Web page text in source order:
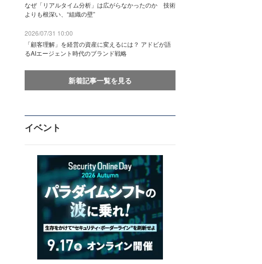
なぜ「リアルタイム分析」は広がらなかったのか 技術
よりも根深い、“組織の壁”
2026/07/31 10:00
「顧客理解」を経営の資産に変えるには？ アドビが語
るAIエージェント時代のブランド戦略
新着記事一覧を見る
イベント